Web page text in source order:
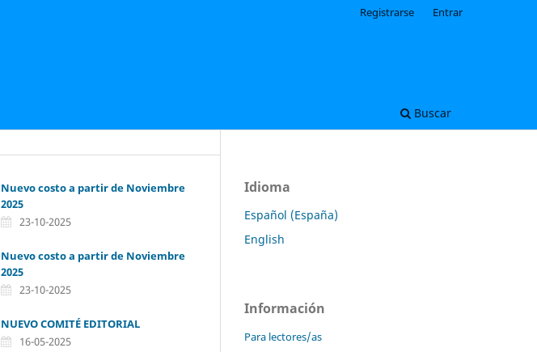
Buscar
Registrarse Entrar
Nuevo costo a partir de Noviembre
2025
23-10-2025
Nuevo costo a partir de Noviembre
2025
23-10-2025
NUEVO COMITÉ EDITORIAL
16-05-2025
Idioma
Español (España)
English
Información
Para lectores/as